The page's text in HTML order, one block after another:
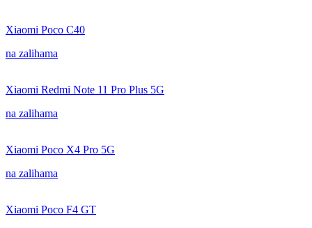
Xiaomi Poco C40
na zalihama
Xiaomi Redmi Note 11 Pro Plus 5G
na zalihama
Xiaomi Poco X4 Pro 5G
na zalihama
Xiaomi Poco F4 GT